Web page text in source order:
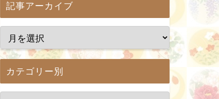
記事アーカイブ
カテゴリー別